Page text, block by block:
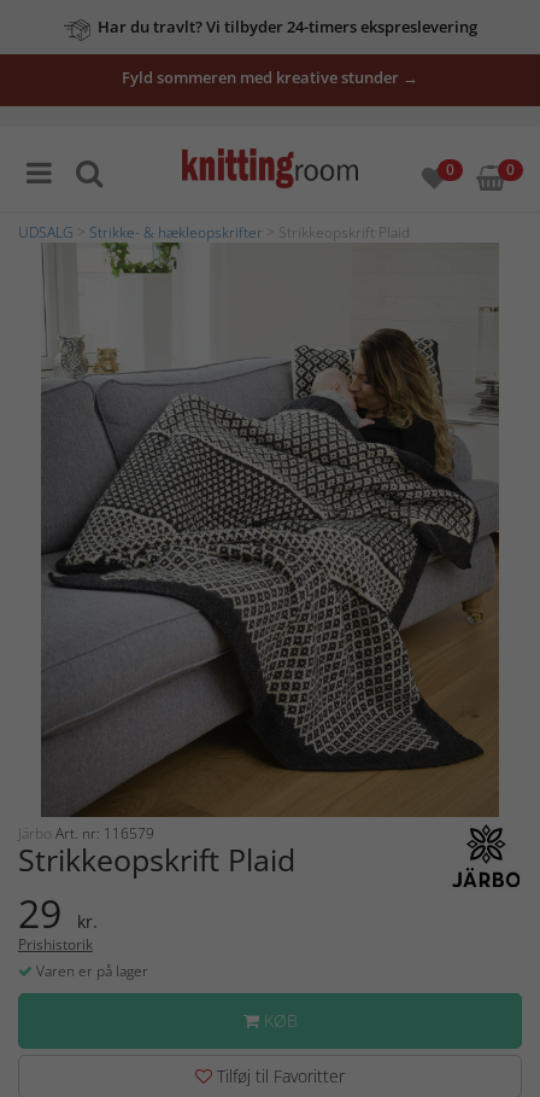
Har du travlt? Vi tilbyder 24-timers ekspreslevering
Fyld sommeren med kreative stunder →
0 0
UDSALG Strikke- & hækleopskrifter > Strikkeopskrift Plaid
Järbo Art. nr: 116579
Strikkeopskrift Plaid
29 kr.
Prishistorik
Varen er på lager
KØB
Tilføj til Favoritter